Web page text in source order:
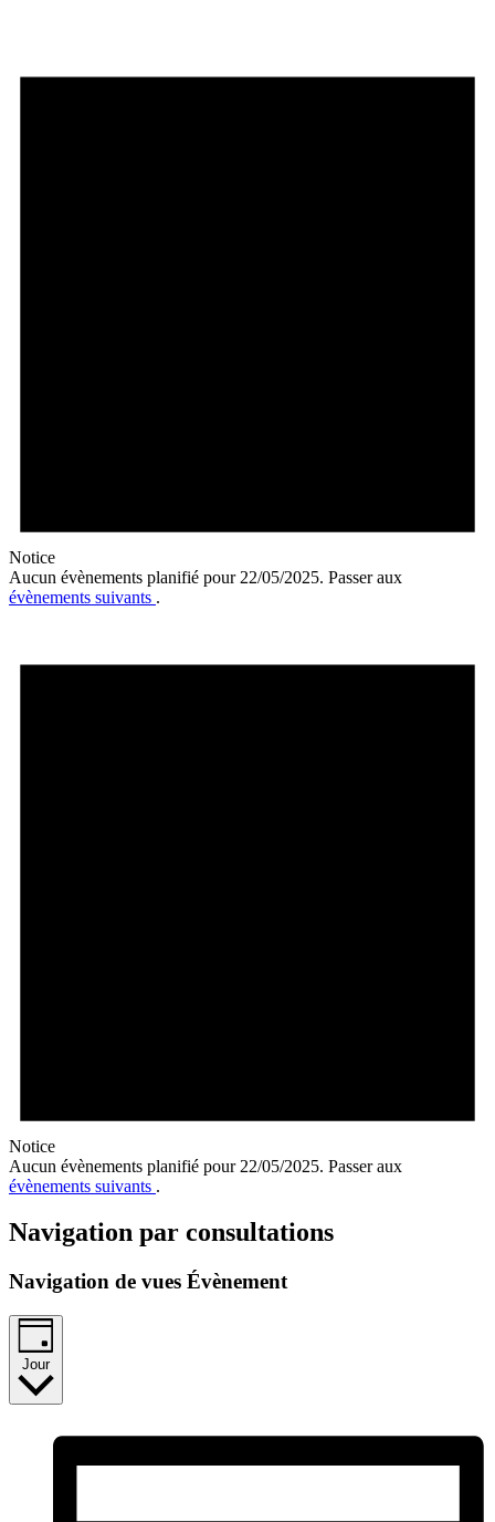
Notice
Aucun évènements planifié pour 22/05/2025. Passer aux
évènements suivants .
Notice
Aucun évènements planifié pour 22/05/2025. Passer aux
évènements suivants .
Navigation par consultations
Navigation de vues Évènement
Jour